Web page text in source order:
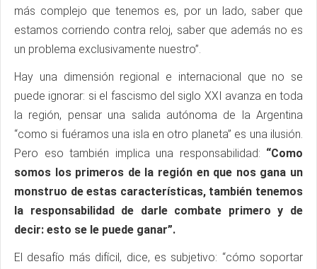
más complejo que tenemos es, por un lado, saber que
estamos corriendo contra reloj, saber que además no es
un problema exclusivamente nuestro”.
Hay una dimensión regional e internacional que no se
puede ignorar: si el fascismo del siglo XXI avanza en toda
la región, pensar una salida autónoma de la Argentina
“como si fuéramos una isla en otro planeta” es una ilusión.
Pero eso también implica una responsabilidad: “Como
somos los primeros de la región en que nos gana un
monstruo de estas características, también tenemos
la responsabilidad de darle combate primero y de
decir: esto se le puede ganar”.
El desafío más difícil, dice, es subjetivo: “cómo soportar